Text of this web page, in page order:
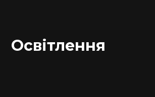
Освітлення